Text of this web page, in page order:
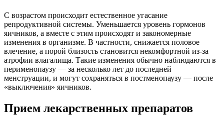
С возрастом происходит естественное угасание
репродуктивной системы. Уменьшается уровень гормонов
яичников, а вместе с этим происходят и закономерные
изменения в организме. В частности, снижается половое
влечение, а порой близость становится некомфортной из-за
атрофии влагалища. Такие изменения обычно наблюдаются в
перименопаузу — за несколько лет до последней
менструации, и могут сохраняться в постменопаузу — после
«выключения» яичников.
Прием лекарственных препаратов